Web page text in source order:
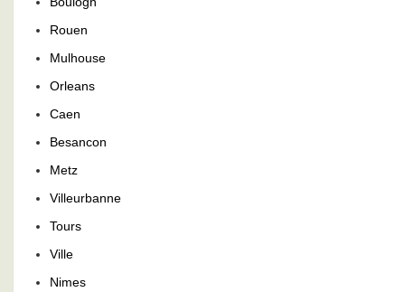
Rouen
Mulhouse
Orleans
Caen
Besancon
Metz
Villeurbanne
Tours
Ville
Nimes